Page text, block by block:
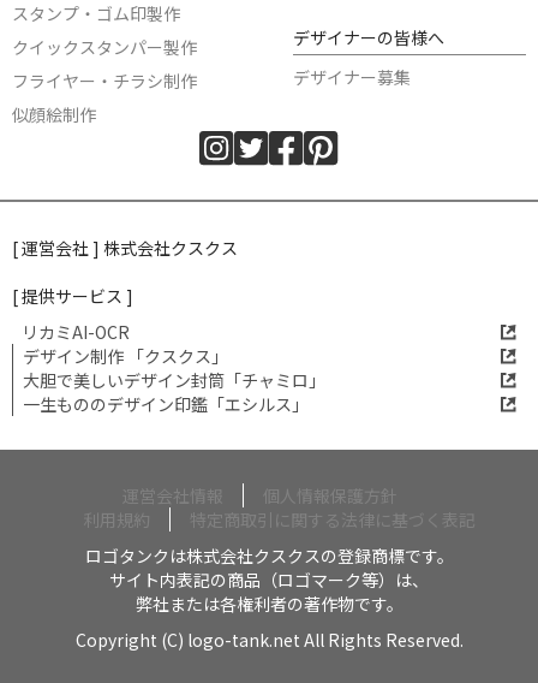
スタンプ・ゴム印製作
クイックスタンパー製作
フライヤー・チラシ制作
似顔絵制作
デザイナーの皆様へ
デザイナー募集
[ 運営会社 ] 株式会社クスクス
[ 提供サービス ]
リカミAI-OCR
デザイン制作 「クスクス」
大胆で美しいデザイン封筒「チャミロ」
一生もののデザイン印鑑「エシルス」
運営会社情報
個人情報保護方針
利用規約
特定商取引に関する法律に基づく表記
ロゴタンクは株式会社クスクスの登録商標です。
サイト内表記の商品（ロゴマーク等）は、
弊社または各権利者の著作物です。
Copyright (C) logo-tank.net All Rights Reserved.